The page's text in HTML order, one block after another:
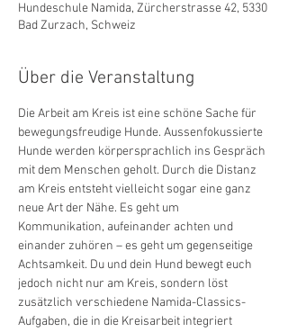
Hundeschule Namida, Zürcherstrasse 42, 5330
Bad Zurzach, Schweiz
Über die Veranstaltung
Die Arbeit am Kreis ist eine schöne Sache für
bewegungsfreudige Hunde. Aussenfokussierte
Hunde werden körpersprachlich ins Gespräch
mit dem Menschen geholt. Durch die Distanz
am Kreis entsteht vielleicht sogar eine ganz
neue Art der Nähe. Es geht um
Kommunikation, aufeinander achten und
einander zuhören – es geht um gegenseitige
Achtsamkeit. Du und dein Hund bewegt euch
jedoch nicht nur am Kreis, sondern löst
zusätzlich verschiedene Namida-Classics-
Aufgaben, die in die Kreisarbeit integriert